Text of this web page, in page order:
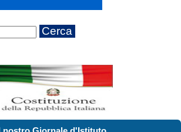
Cerca